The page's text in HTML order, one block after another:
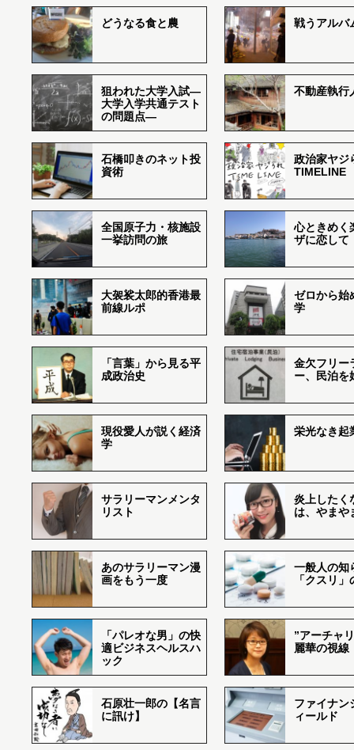
どうなる食と農 戦うアルバ
狙われた大学入試―
大学入学共通テスト
の問題点―
不動産執行
石橋叩きのネット投
資術
政治家ヤジ
TIMELINE
全国原子力・核施設
一挙訪問の旅
心ときめく
ザに恋して
大袈裟太郎的香港最
前線ルポ
ゼロから始
学
「言葉」から見る平
成政治史
金欠フリー
ー、民泊を
現役愛人が説く経済
学
栄光なき起
サラリーマンメンタ
リスト
炎上したく
は、やまや
あのサラリーマン漫
画をもう一度
一般人の知
「クスリ
「パレオな男」の快
適ビジネスヘルスハ
ック
”アーチャ
麗華の視線
石原壮一郎の【名言
に訊け】
ファイナン
ィールド